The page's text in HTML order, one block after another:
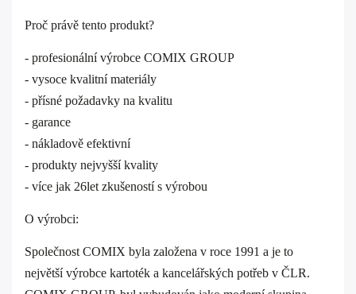
Proč právě tento produkt?
- profesionální výrobce COMIX GROUP
- vysoce kvalitní materiály
- přísné požadavky na kvalitu
- garance
- nákladově efektivní
- produkty nejvyšší kvality
- více jak 26let zkušeností s výrobou
O výrobci:
Společnost COMIX byla založena v roce 1991 a je to
největší výrobce kartoték a kancelářských potřeb v ČLR.